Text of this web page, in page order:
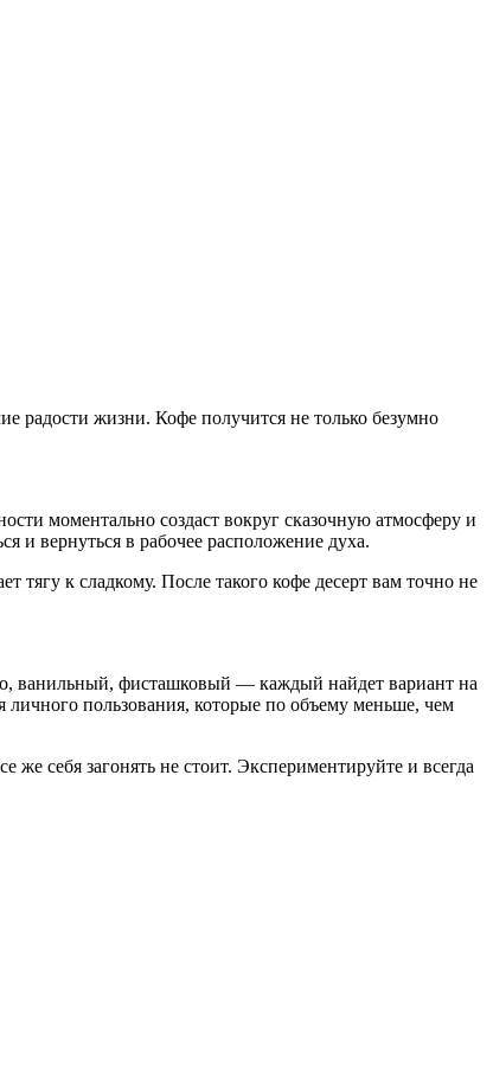
радости жизни. Кофе получится не только безумно
моментально создаст вокруг сказочную атмосферу и
и вернуться в рабочее расположение духа.
тягу к сладкому. После такого кофе десерт вам точно не
ванильный, фисташковый — каждый найдет вариант на
пользования, которые по объему меньше, чем
себя загонять не стоит. Экспериментируйте и всегда